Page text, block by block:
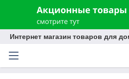
Интернет магазин товаров для